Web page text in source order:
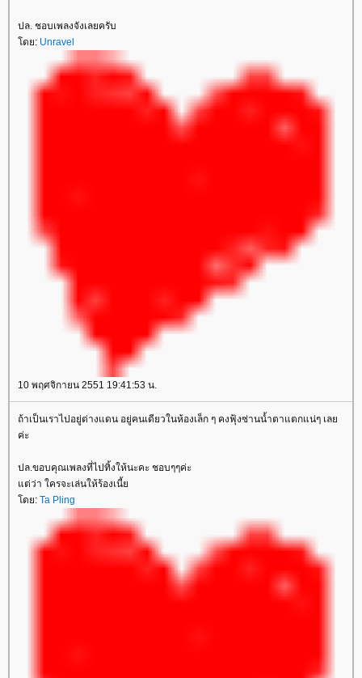
ปล. ชอบเพลงจังเลยครับ
ดย: Unravel
10 พฤศจิกายน 2551 19:41:53 น.
ถ้าเป็นเราไปอยู่ต่างแดน อยู่คนเดียวในห้องเล็ก ๆ คงฟุ้งซ่านน้ำตาแตกแน่ๆ เล
ค่ะ
ปล.ขอบคุณเพลงที่ไปทิ้งให้นะคะ ชอบๆๆค่ะ
ต่ว่า ใครจะเล่นให้ร้องเนี้
ดย: Ta Pling